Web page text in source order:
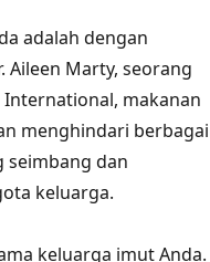
adalah dengan
Marty, seorang
makanan
menghindari berbagai
seimbang dan
keluarga.
keluarga imut Anda.